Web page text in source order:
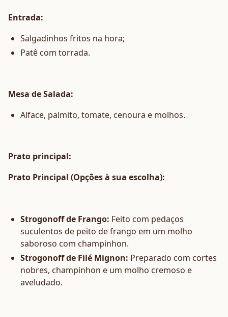
Entrada:
Salgadinhos fritos na hora;
Patê com torrada.
Mesa de Salada:
Alface, palmito, tomate, cenoura e molhos.
Prato principal:
Prato Principal (Opções à sua escolha):
Strogonoff de Frango: Feito com pedaços
suculentos de peito de frango em um molho
saboroso com champinhon.
Strogonoff de Filé Mignon: Preparado com cortes
nobres, champinhon e um molho cremoso e
aveludado.